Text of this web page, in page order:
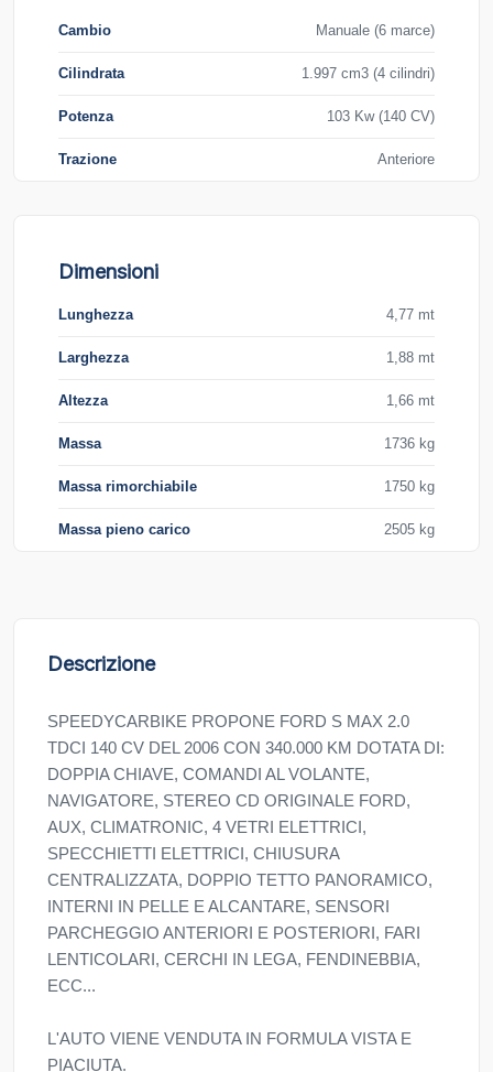
Cambio Manuale (6 marce)
Cilindrata 1.997 cm3 (4 cilindri)
Potenza 103 Kw (140 CV)
Trazione Anteriore
Dimensioni
Lunghezza 4,77 mt
Larghezza 1,88 mt
Altezza 1,66 mt
Massa 1736 kg
Massa rimorchiabile 1750 kg
Massa pieno carico 2505 kg
Descrizione
SPEEDYCARBIKE PROPONE FORD S MAX 2.0
TDCI 140 CV DEL 2006 CON 340.000 KM DOTATA DI:
DOPPIA CHIAVE, COMANDI AL VOLANTE,
NAVIGATORE, STEREO CD ORIGINALE FORD,
AUX, CLIMATRONIC, 4 VETRI ELETTRICI,
SPECCHIETTI ELETTRICI, CHIUSURA
CENTRALIZZATA, DOPPIO TETTO PANORAMICO,
INTERNI IN PELLE E ALCANTARE, SENSORI
PARCHEGGIO ANTERIORI E POSTERIORI, FARI
LENTICOLARI, CERCHI IN LEGA, FENDINEBBIA,
ECC...
L'AUTO VIENE VENDUTA IN FORMULA VISTA E
PIACIUTA.